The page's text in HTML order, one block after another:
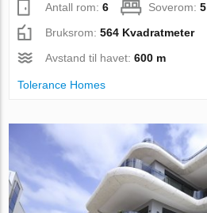
Antall rom:6 Soverom:5
Bruksrom:564 Kvadratmeter
Avstand til havet:600 m
Tolerance Homes